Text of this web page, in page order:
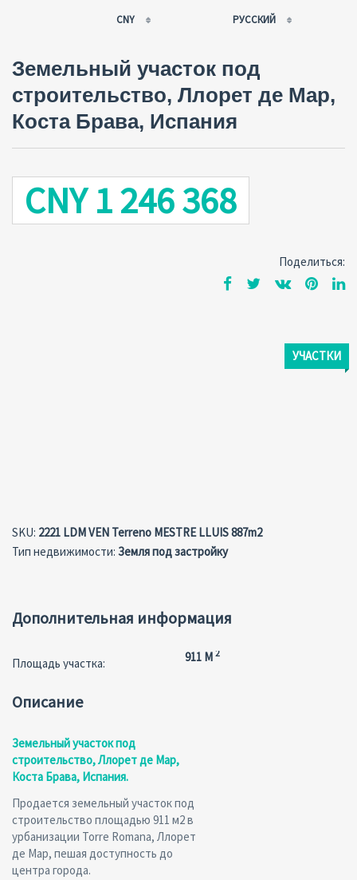
CNY
USD
RUB
GBP
РУССКИЙ
FRANÇAIS
ESPAÑOL
Земельный участок под
строительство, Ллорет де Мар,
Коста Брава, Испания
CNY 1 246 368
Поделиться:
УЧАСТКИ
SKU: 2221 LDM VEN Terreno MESTRE LLUIS 887m2
Тип недвижимости: Земля под застройку
Дополнительная информация
Площадь участка: 911 M 2
Описание
Земельный участок под
строительство, Ллорет де Мар,
Коста Брава, Испания.
Продается земельный участок под
строительство площадью 911 м2 в
урбанизации Torre Romana, Ллорет
де Мар, пешая доступность до
центра города.